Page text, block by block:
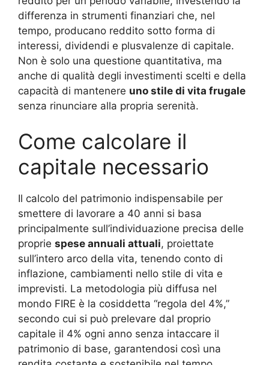
differenza in strumenti finanziari che, nel
tempo, producano reddito sotto forma di
interessi, dividendi e plusvalenze di capitale.
Non è solo una questione quantitativa, ma
anche di qualità degli investimenti scelti e della
capacità di mantenere uno stile di vita frugale
senza rinunciare alla propria serenità.
Come calcolare il
capitale necessario
Il calcolo del patrimonio indispensabile per
smettere di lavorare a 40 anni si basa
principalmente sull’individuazione precisa delle
proprie spese annuali attuali, proiettate
sull’intero arco della vita, tenendo conto di
inflazione, cambiamenti nello stile di vita e
imprevisti. La metodologia più diffusa nel
mondo FIRE è la cosiddetta “regola del 4%,”
secondo cui si può prelevare dal proprio
capitale il 4% ogni anno senza intaccare il
patrimonio di base, garantendosi così una